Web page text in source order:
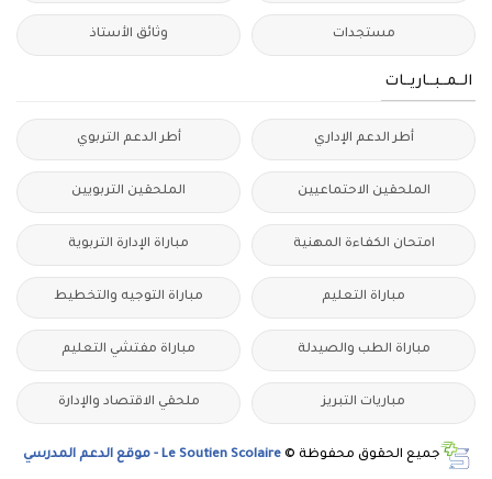
مستجدات وثائق الأستاذ
الــمــبــاريــات
أطر الدعم الإداري أطر الدعم التربوي
الملحقين الاحتماعيين الملحقين التربويين
امتحان الكفاءة المهنية مباراة الإدارة التربوية
مباراة التعليم مباراة التوجيه والتخطيط
مباراة الطب والصيدلة مباراة مفتشي التعليم
مباريات التبريز ملحقي الاقتصاد والإدارة
جميع الحقوق محفوظة © Le Soutien Scolaire - موقع الدعم المدرسي